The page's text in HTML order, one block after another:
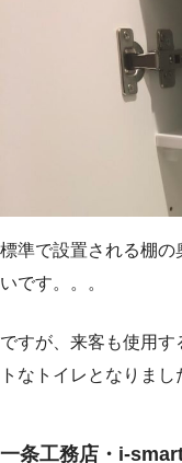
標準で設置される棚の
いです。。。
ですが、来客も使用
トなトイレとなりまし
一条工務店・i-